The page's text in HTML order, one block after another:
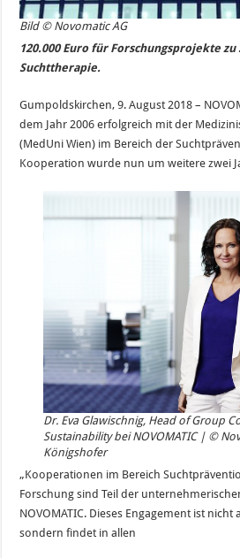
Bild © Novomatic AG
120.000 Euro für Forschungsprojekte
Suchttherapie.
Gumpoldskirchen, 9. August 2018 –
dem Jahr 2006 erfolgreich mit der
(MedUni Wien) im Bereich der
Kooperation wurde nun um weitere zwei
Dr. Eva Glawischnig, Head of Group
Sustainability bei NOVOMATIC | ©
Königshofer
„Kooperationen im Bereich
Forschung sind Teil der
NOVOMATIC. Dieses Engagement ist
sondern findet in allen